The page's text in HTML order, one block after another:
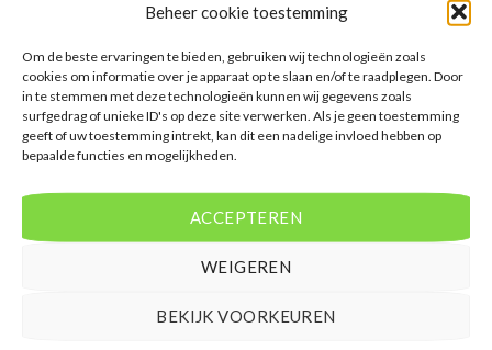
Beheer cookie toestemming
Om de beste ervaringen te bieden, gebruiken wij technologieën zoals
cookies om informatie over je apparaat op te slaan en/of te raadplegen. Door
in te stemmen met deze technologieën kunnen wij gegevens zoals
surfgedrag of unieke ID's op deze site verwerken. Als je geen toestemming
geeft of uw toestemming intrekt, kan dit een nadelige invloed hebben op
bepaalde functies en mogelijkheden.
ACCEPTEREN
WEIGEREN
BEKIJK VOORKEUREN
voorkeuren en budget.
Tim Beukers/Tilburg